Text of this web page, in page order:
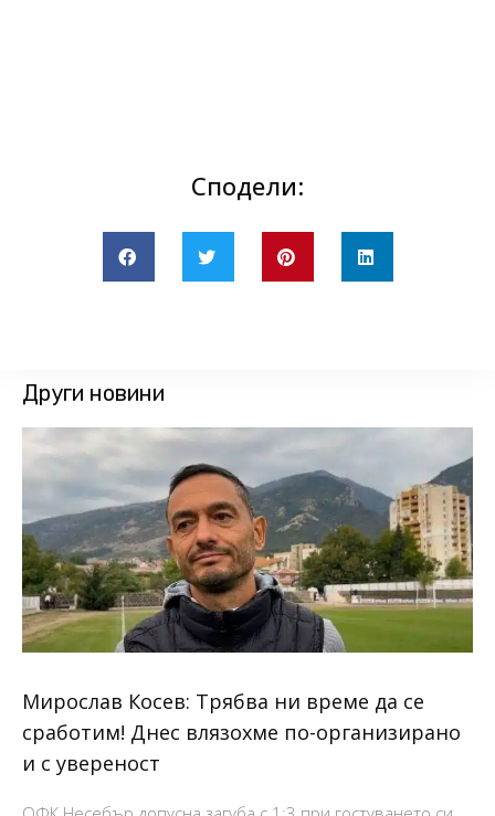
Сподели:
Други новини
Мирослав Косев: Трябва ни време да се
сработим! Днес влязохме по-организирано
и с увереност